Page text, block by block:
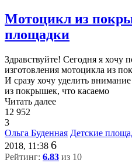
Мотоцикл из
площадки
Здравствуйте! Сегодня я хочу
изготовления мотоцикла из
И сразу хочу уделить
из покрышек, что касаемо
Читать далее
12 952
3
Ольга Буденная Детские
2018, 11:38 6
Рейтинг: 6.83 из 10